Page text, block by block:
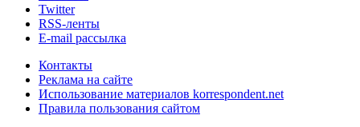
Twitter
RSS-ленты
E-mail рассылка
Контакты
Реклама на сайте
Использование материалов korrespondent.net
Правила пользования сайтом